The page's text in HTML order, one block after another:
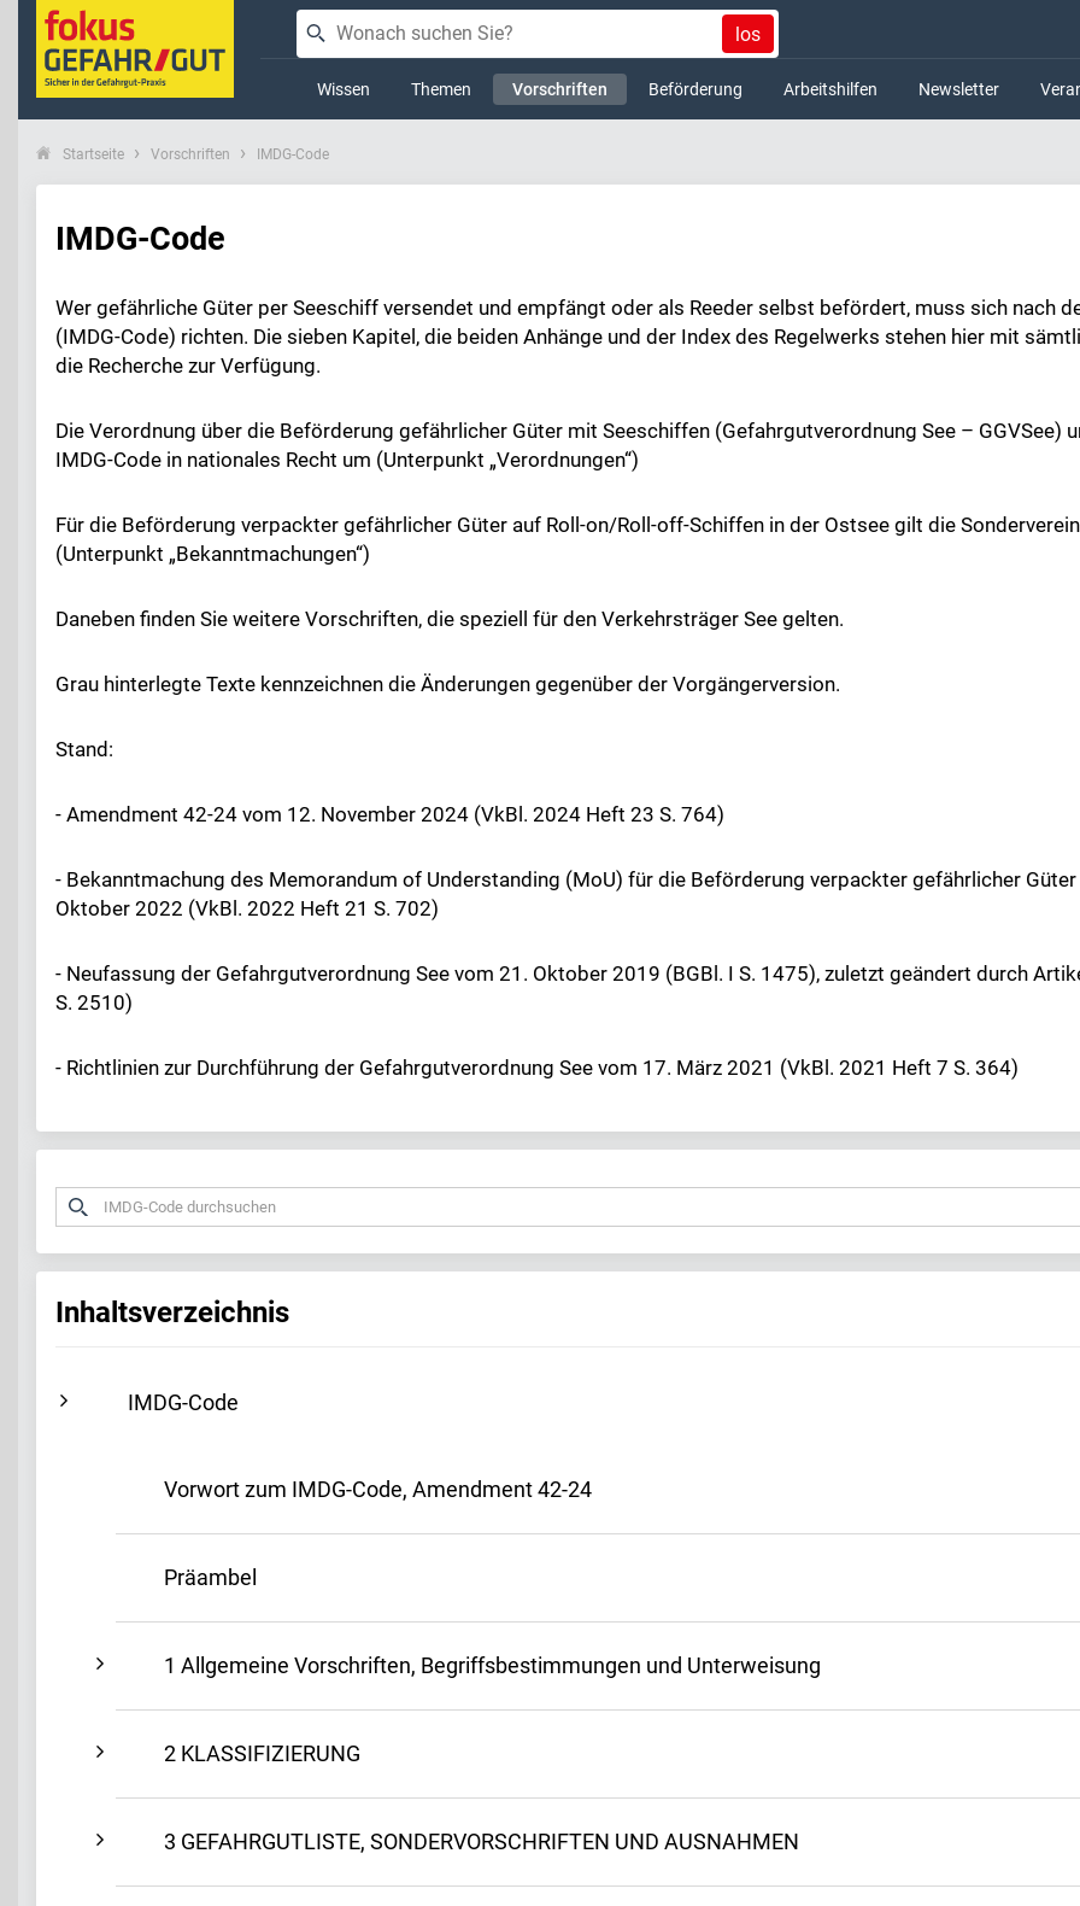
los
Wissen Themen Vorschriften Beförderung Arbeitshilfen Newsletter
Startseite Vorschriften IMDG-Code
IMDG-Code
Wer gefährliche Güter per Seeschiff versendet und empfängt oder als Reeder selbst befördert, muss sich nach
(IMDG-Code) richten. Die sieben Kapitel, die beiden Anhänge und der Index des Regelwerks stehen hier mit
die Recherche zur Verfügung.
Die Verordnung über die Beförderung gefährlicher Güter mit Seeschiffen (Gefahrgutverordnung See – GGVSee)
IMDG-Code in nationales Recht um (Unterpunkt „Verordnungen“)
Für die Beförderung verpackter gefährlicher Güter auf Roll-on/Roll-off-Schiffen in der Ostsee gilt die
(Unterpunkt „Bekanntmachungen“)
Daneben finden Sie weitere Vorschriften, die speziell für den Verkehrsträger See gelten.
Grau hinterlegte Texte kennzeichnen die Änderungen gegenüber der Vorgängerversion.
Stand:
- Amendment 42-24 vom 12. November 2024 (VkBl. 2024 Heft 23 S. 764)
- Bekanntmachung des Memorandum of Understanding (MoU) für die Beförderung verpackter gefährlicher
Oktober 2022 (VkBl. 2022 Heft 21 S. 702)
- Neufassung der Gefahrgutverordnung See vom 21. Oktober 2019 (BGBl. I S. 1475), zuletzt geändert durch
S. 2510)
- Richtlinien zur Durchführung der Gefahrgutverordnung See vom 17. März 2021 (VkBl. 2021 Heft 7 S. 364)
Inhaltsverzeichnis
IMDG-Code
Vorwort zum IMDG-Code, Amendment 42-24
Präambel
1 Allgemeine Vorschriften, Begriffsbestimmungen und Unterweisung
2 KLASSIFIZIERUNG
3 GEFAHRGUTLISTE, SONDERVORSCHRIFTEN UND AUSNAHMEN